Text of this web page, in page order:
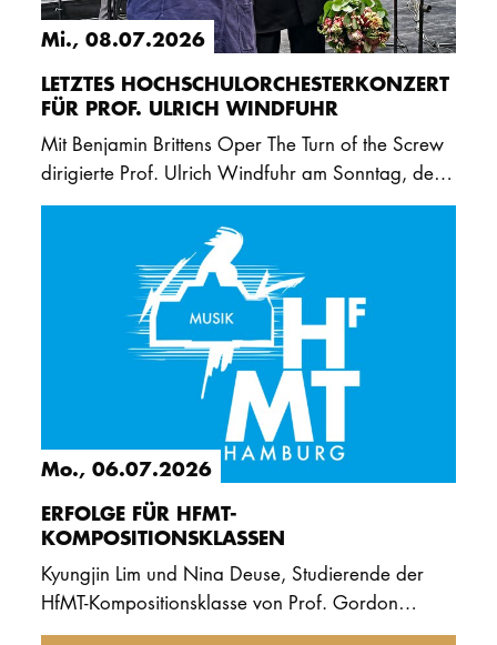
Mi., 08.07.2026
LETZTES HOCHSCHULORCHESTERKONZERT
FÜR PROF. ULRICH WINDFUHR
Mit Benjamin Brittens Oper The Turn of the Screw
dirigierte Prof. Ulrich Windfuhr am Sonntag, den
5. Juli 2026, sein letztes Konzert mit dem
Hochschulorchester…
Mo., 06.07.2026
ERFOLGE FÜR HFMT-
KOMPOSITIONSKLASSEN
Kyungjin Lim und Nina Deuse, Studierende der
HfMT-Kompositionsklasse von Prof. Gordon
Kampe, gehören zu den Preisträger*innen des